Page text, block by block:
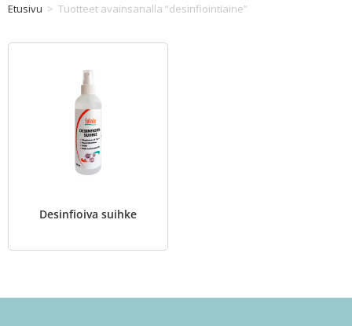
Etusivu > Tuotteet avainsanalla “desinfiointiaine”
Desinfioiva suihke